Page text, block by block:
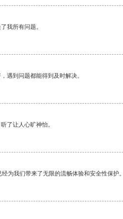
我所有问题。
遇到问题都能得到及时解决。
了让人心旷神怡。
为我们带来了无限的流畅体验和安全性保护